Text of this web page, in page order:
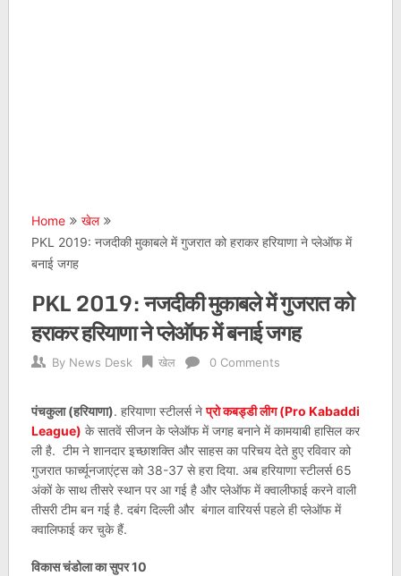
Home
खेल
PKL 2019: नजदीकी मुकाबले में गुजरात को हराकर हरियाणा ने प्लेऑफ में
बनाई जगह
PKL 2019: नजदीकी मुकाबले में गुजरात को
हराकर हरियाणा ने प्लेऑफ में बनाई जगह
By News Desk खेल 0 Comments
पंचकुला (हरियाणा). हरियाणा स्टीलर्स नेप्रो कबड्डी लीग (Pro Kabaddi
League) के सातवें सीजन के प्लेऑफ में जगह बनाने में कामयाबी हासिल कर
ली है. टीम ने शानदार इच्छाशक्ति और साहस का परिचय देते हुए रविवार को
गुजरात फार्च्यूनजाएंट्स को 38-37 से हरा दिया. अब हरियाणा स्टीलर्स 65
अंकों के साथ तीसरे स्थान पर आ गई है और प्लेऑफ में क्वालीफाई करने वाली
तीसरी टीम बन गई है. दबंग दिल्ली और बंगाल वारियर्स पहले ही प्लेऑफ में
क्वालिफाई कर चुके हैं.
विकास चंडोला का सुपर 10